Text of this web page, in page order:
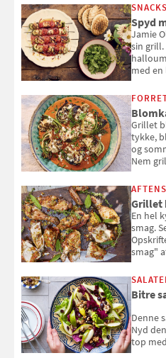
Spyd
Jamie
sin
med
smag"
Grillet
tykke,
og
Nem
Grillet
En hel
smag.
smag"
Bitre
Denne
Nyd
top